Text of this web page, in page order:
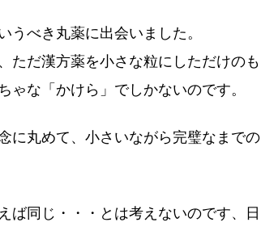
べき丸薬に出会いました。
だ漢方薬を小さな粒にしただけのも
な「かけら」でしかないのです。
に丸めて、小さいながら完璧なまでの
同じ・・・とは考えないのです、日